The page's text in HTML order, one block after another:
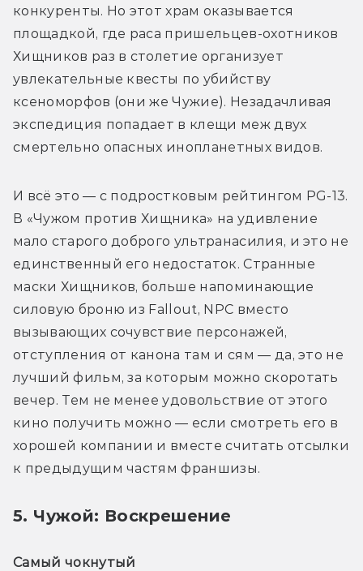
конкуренты. Но этот храм оказывается
площадкой, где раса пришельцев-охотников
Хищников раз в столетие организует
увлекательные квесты по убийству
ксеноморфов (они же Чужие). Незадачливая
экспедиция попадает в клещи меж двух
смертельно опасных инопланетных видов.
И всё это — с подростковым рейтингом PG-13.
В «Чужом против Хищника» на удивление
мало старого доброго ультранасилия, и это не
единственный его недостаток. Странные
маски Хищников, больше напоминающие
силовую броню из Fallout, NPC вместо
вызывающих сочувствие персонажей,
отступления от канона там и сям — да, это не
лучший фильм, за которым можно скоротать
вечер. Тем не менее удовольствие от этого
кино получить можно — если смотреть его в
хорошей компании и вместе считать отсылки
к предыдущим частям франшизы.
5. Чужой: Воскрешение
Самый чокнутый